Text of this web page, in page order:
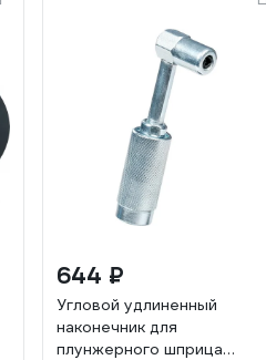
644 ₽
Угловой удлиненный
наконечник для
плунжерного шприца